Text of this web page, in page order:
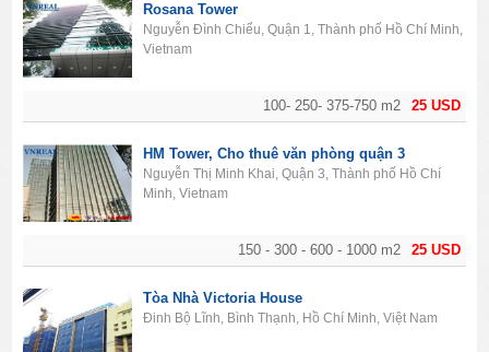
25 USD
100- 250- 375-750 m2
Rosana Tower
Nguyễn Đình Chiểu, Quận 1, Thành phố Hồ Chí Minh,
Vietnam
25 USD
150 - 300 - 600 - 1000 m2
HM Tower, Cho thuê văn phòng quận 3
Nguyễn Thị Minh Khai, Quận 3, Thành phố Hồ Chí
Minh, Vietnam
Tòa Nhà Victoria House
Đinh Bộ Lĩnh, Bình Thạnh, Hồ Chí Minh, Việt Nam